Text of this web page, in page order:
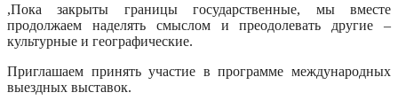
,Пока закрыты границы государственные, мы вместе
продолжаем наделять смыслом и преодолевать другие –
культурные и географические.
Приглашаем принять участие в программе международных
выездных выставок.